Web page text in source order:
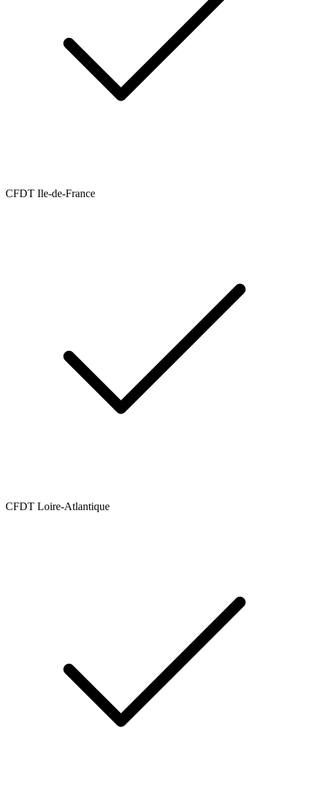
CFDT Ile-de-France
CFDT Loire-Atlantique